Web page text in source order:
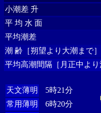
小潮差 升
平 均 水 面
平均潮差
潮 齢［朔望より大潮まで］
平均高潮間隔［月正中より
天文薄明
5時21分
常用薄明
6時20分